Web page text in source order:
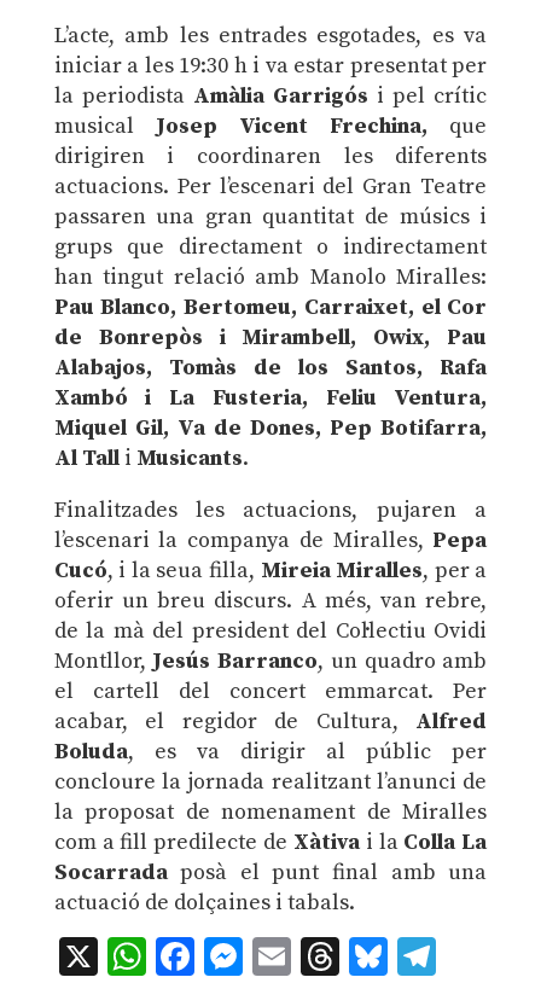
L’acte, amb les entrades esgotades, es va
iniciar a les 19:30 h i va estar presentat per
la periodista Amàlia Garrigós i pel crític
musical Josep Vicent Frechina, que
dirigiren i coordinaren les diferents
actuacions. Per l’escenari del Gran Teatre
passaren una gran quantitat de músics i
grups que directament o indirectament
han tingut relació amb Manolo Miralles:
Pau Blanco, Bertomeu, Carraixet, el Cor
de Bonrepòs i Mirambell, Owix, Pau
Alabajos, Tomàs de los Santos, Rafa
Xambó i La Fusteria, Feliu Ventura,
Miquel Gil, Va de Dones, Pep Botifarra,
Al Talli Musicants.
Finalitzades les actuacions, pujaren a
l’escenari la companya de Miralles, Pepa
Cucó, i la seua filla, Mireia Miralles, per a
oferir un breu discurs. A més, van rebre,
de la mà del president del Col·lectiu Ovidi
Montllor, Jesús Barranco, un quadro amb
el cartell del concert emmarcat.Per
acabar, el regidor de Cultura, Alfred
Boluda, es va dirigir al públic per
concloure la jornada realitzant l’anunci de
la proposat de nomenament de Miralles
com a fill predilecte de Xàtivai la Colla La
Socarradaposà el punt final amb una
actuació de dolçaines i tabals.
X WhatsApp
Facebook
Messenger
EmailThreads
Bluesky